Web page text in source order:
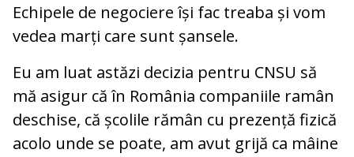
Echipele de negociere își fac treaba și vom
vedea marți care sunt șansele.
Eu am luat astăzi decizia pentru CNSU să
mă asigur că în România companiile ramân
deschise, că școlile rămân cu prezență fizică
acolo unde se poate, am avut grijă ca mâine